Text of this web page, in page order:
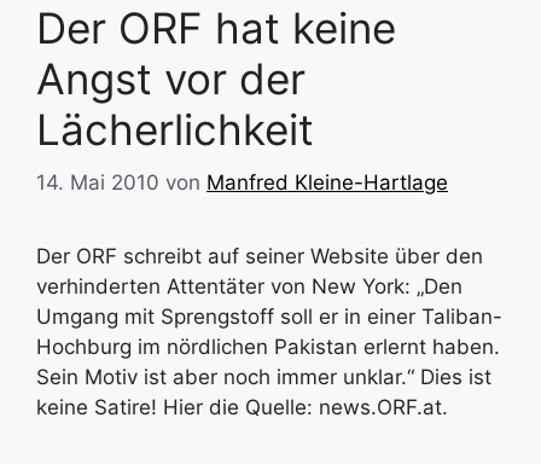
Der ORF hat keine
Angst vor der
Lächerlichkeit
14. Mai 2010 von Manfred Kleine-Hartlage
Der ORF schreibt auf seiner Website über den
verhinderten Attentäter von New York: „Den
Umgang mit Sprengstoff soll er in einer Taliban-
Hochburg im nördlichen Pakistan erlernt haben.
Sein Motiv ist aber noch immer unklar.“ Dies ist
keine Satire! Hier die Quelle: news.ORF.at.